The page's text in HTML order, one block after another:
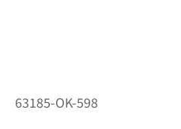
63185-OK-598